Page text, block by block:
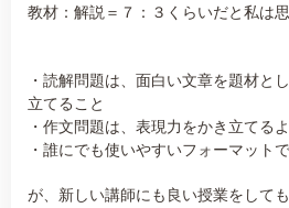
教材：解説＝７：３くらいだと私は思
・読解問題は、面白い文章を題材と
立てること
・作文問題は、表現力をかき立てる
・誰にでも使いやすいフォーマット
が、新しい講師にも良い授業をして